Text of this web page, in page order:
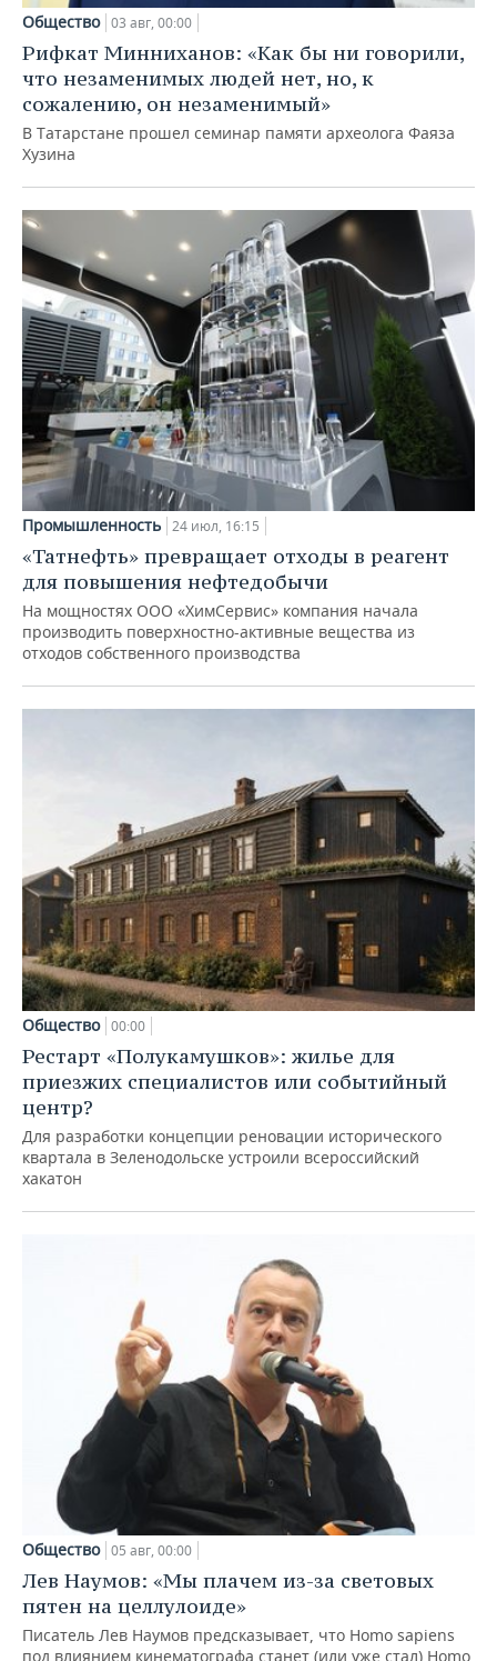
Общество 03 авг, 00:00
Рифкат Минниханов: «Как бы ни говорили,
что незаменимых людей нет, но, к
сожалению, он незаменимый»
В Татарстане прошел семинар памяти археолога Фаяза
Хузина
Промышленность 24 июл, 16:15
«Татнефть» превращает отходы в реагент
для повышения нефтедобычи
На мощностях ООО «ХимСервис» компания начала
производить поверхностно-активные вещества из
отходов собственного производства
Общество 00:00
Рестарт «Полукамушков»: жилье для
приезжих специалистов или событийный
центр?
Для разработки концепции реновации исторического
квартала в Зеленодольске устроили всероссийский
хакатон
Общество 05 авг, 00:00
Лев Наумов: «Мы плачем из-за световых
пятен на целлулоиде»
Писатель Лев Наумов предсказывает, что Homo sapiens
под влиянием кинематографа станет (или уже стал) Homo